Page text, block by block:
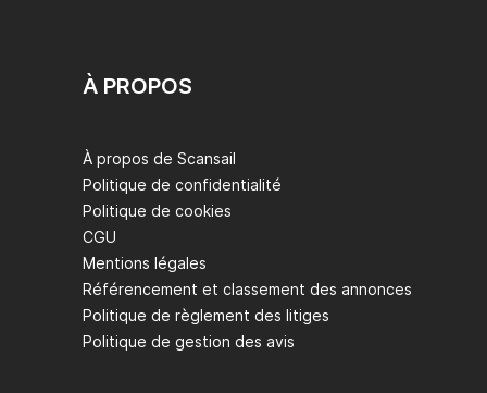
À PROPOS
À propos de Scansail
Politique de confidentialité
Politique de cookies
CGU
Mentions légales
Référencement et classement des annonces
Politique de règlement des litiges
Politique de gestion des avis